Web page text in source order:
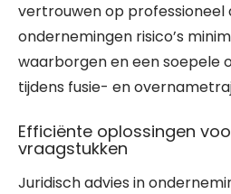
vertrouwen op professioneel
ondernemingen risico’s
waarborgen en een soepele
tijdens fusie- en
Efficiënte oplossingen
vraagstukken
Juridisch advies in